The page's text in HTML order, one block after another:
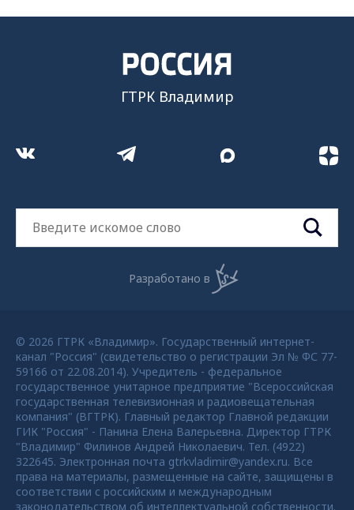
ГТРК Владимир
Разработано в
© 2026 ГТРК «Владимир». Государственный интернет-
канал "Россия" (свидетельство о регистрации Эл № ФС 77-
59166 от 22.08.2014). Учредитель - федеральное
государственное унитарное предприятие "Всероссийская
государственная телевизионная и радиовещательная
компания" (ВГТРК). Главный редактор Главной редакции
ГИК "Россия" - Панина Елена Валерьевна. Директор ГТРК
"Владимир" Филинов Андрей Николаевич. Тел. (4922)
322645. Электронная почта gtrkvladimir@yandex.ru. Все
права на материалы, размещенные на сайте, защищены в
соответствии с российским и международным
законодательством об интеллектуальной собственности.